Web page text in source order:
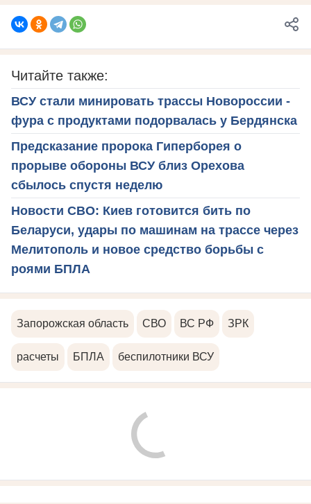
Читайте также:
ВСУ стали минировать трассы Новороссии -
фура с продуктами подорвалась у Бердянска
Предсказание пророка Гиперборея о
прорыве обороны ВСУ близ Орехова
сбылось спустя неделю
Новости СВО: Киев готовится бить по
Беларуси, удары по машинам на трассе через
Мелитополь и новое средство борьбы с
роями БПЛА
Запорожская область СВО ВС РФ ЗРК
расчеты БПЛА беспилотники ВСУ